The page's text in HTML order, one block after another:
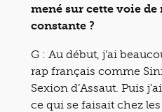
mené sur cette voie de
constante ?
G : Au début, j’ai
rap français comme
Sexion d’Assaut. Puis
ce qui se faisait chez